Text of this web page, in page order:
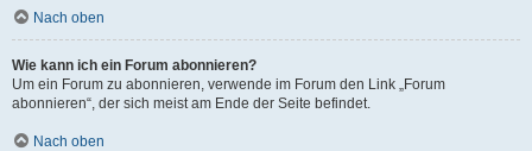
Nach oben
Wie kann ich ein Forum abonnieren?
Um ein Forum zu abonnieren, verwende im Forum den Link „Forum
abonnieren“, der sich meist am Ende der Seite befindet.
Nach oben